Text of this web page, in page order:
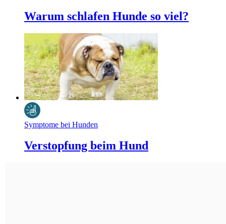
Warum schlafen Hunde so viel?
Symptome bei Hunden
Verstopfung beim Hund